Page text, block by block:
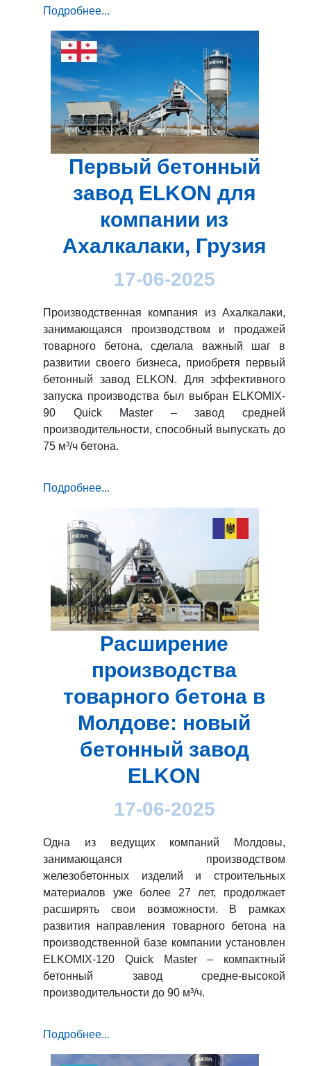
Подробнее...
Первый бетонный
завод ELKON для
компании из
Ахалкалаки, Грузия
17-06-2025
Производственная компания из Ахалкалаки,
занимающаяся производством и продажей
товарного бетона, сделала важный шаг в
развитии своего бизнеса, приобретя первый
бетонный завод ELKON. Для эффективного
запуска производства был выбран ELKOMIX-
90 Quick Master – завод средней
производительности, способный выпускать до
75 м³/ч бетона.
Подробнее...
Расширение
производства
товарного бетона в
Молдове: новый
бетонный завод
ELKON
17-06-2025
Одна из ведущих компаний Молдовы,
занимающаяся производством
железобетонных изделий и строительных
материалов уже более 27 лет, продолжает
расширять свои возможности. В рамках
развития направления товарного бетона на
производственной базе компании установлен
ELKOMIX-120 Quick Master – компактный
бетонный завод средне-высокой
производительности до 90 м³/ч.
Подробнее...